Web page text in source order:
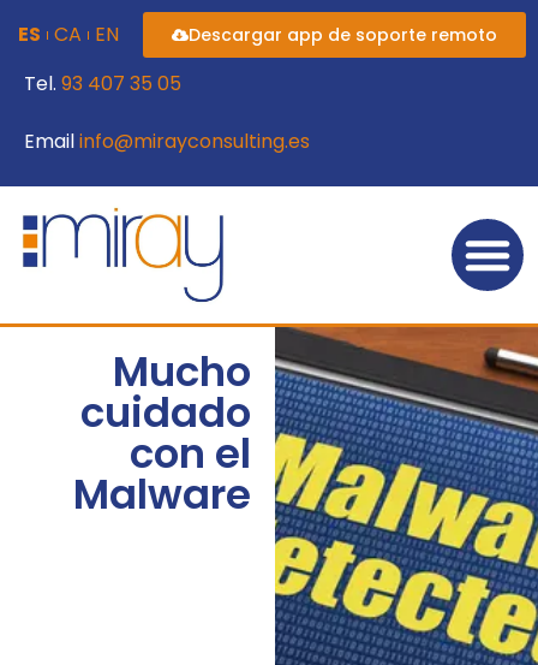
Tel. 93 407 35 05
Emailinfo@mirayconsulting.es
Descargar app de soporte remoto
ES CA EN
Mucho
cuidado
con el
Malware